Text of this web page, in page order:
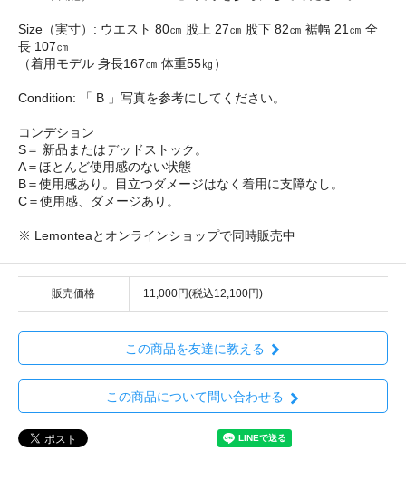
Size（実寸）: ウエスト 80㎝ 股上 27㎝ 股下 82㎝ 裾幅 21㎝ 全
長 107㎝
（着用モデル 身長167㎝ 体重55㎏）
Condition: 「 B 」写真を参考にしてください。
コンデション
S＝ 新品またはデッドストック。
A＝ほとんど使用感のない状態
B＝使用感あり。目立つダメージはなく着用に支障なし。
C＝使用感、ダメージあり。
※ Lemonteaとオンラインショップで同時販売中
販売価格 11,000円(税込12,100円)
この商品を友達に教える
この商品について問い合わせる